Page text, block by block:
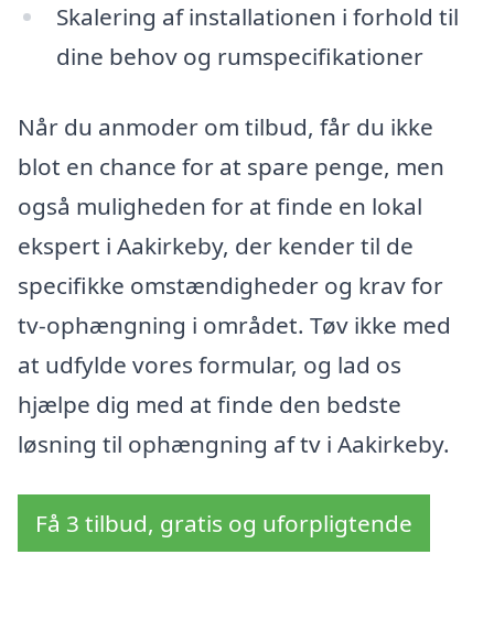
Skalering af installationen i forhold til
dine behov og rumspecifikationer
Når du anmoder om tilbud, får du ikke
blot en chance for at spare penge, men
også muligheden for at finde en lokal
ekspert i Aakirkeby, der kender til de
specifikke omstændigheder og krav for
tv-ophængning i området. Tøv ikke med
at udfylde vores formular, og lad os
hjælpe dig med at finde den bedste
løsning til ophængning af tv i Aakirkeby.
Få 3 tilbud, gratis og uforpligtende